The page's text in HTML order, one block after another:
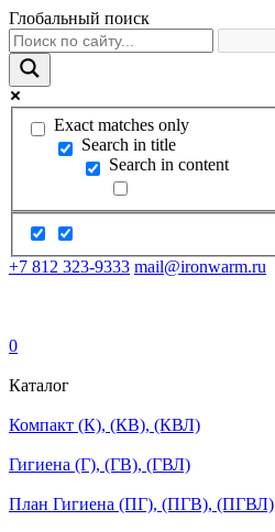
Глобальный поиск
Exact matches only
Search in title
Search in content
+7 812 323-9333 mail@ironwarm.ru
0
Каталог
Компакт (К), (КВ), (КВЛ)
Гигиена (Г), (ГВ), (ГВЛ)
План Гигиена (ПГ), (ПГВ), (ПГВЛ)